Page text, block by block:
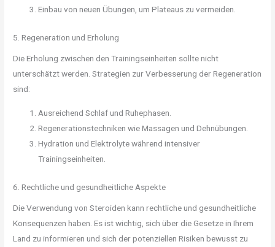
Einbau von neuen Übungen, um Plateaus zu vermeiden.
5. Regeneration und Erholung
Die Erholung zwischen den Trainingseinheiten sollte nicht
unterschätzt werden. Strategien zur Verbesserung der Regeneration
sind:
Ausreichend Schlaf und Ruhephasen.
Regenerationstechniken wie Massagen und Dehnübungen.
Hydration und Elektrolyte während intensiver
Trainingseinheiten.
6. Rechtliche und gesundheitliche Aspekte
Die Verwendung von Steroiden kann rechtliche und gesundheitliche
Konsequenzen haben. Es ist wichtig, sich über die Gesetze in Ihrem
Land zu informieren und sich der potenziellen Risiken bewusst zu